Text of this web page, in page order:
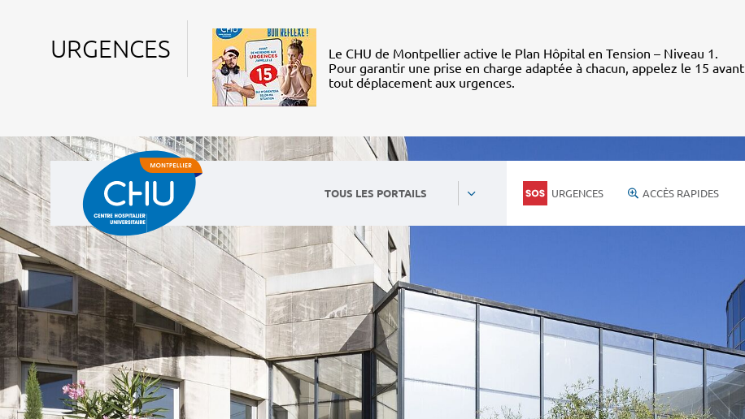
URGENCES
Le CHU de Montpellier active le Plan Hôpital en Tension – Niveau 1.
Pour garantir une prise en charge adaptée à chacun, appelez le 15 avant
tout déplacement aux urgences.
TOUS LES PORTAILS URGENCES ACCÈS RAPIDES